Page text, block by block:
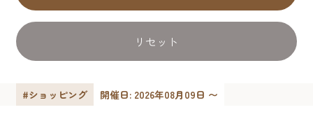
リセット
#ショッピング 開催日: 2026年08月09日 〜